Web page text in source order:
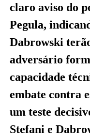
claro aviso do
Pegula,
Dabrowski
adversário
capacidade
embate contra
um teste
Stefani e